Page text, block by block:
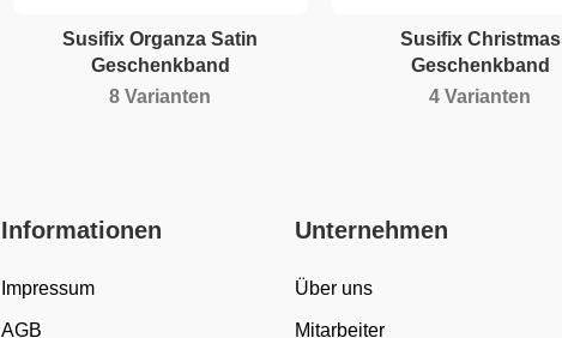
Susifix Organza Satin
Geschenkband
8 Varianten
Susifix Christmas
Geschenkband
4 Varianten
Informationen
Impressum
AGB
Unternehmen
Über uns
Mitarbeiter